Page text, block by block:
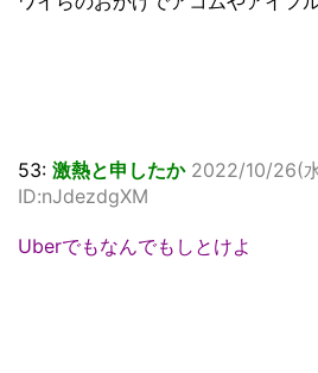
53: 激熱と申したか 2022/10/26(
ID:nJdezdgXM
Uberでもなんでもしとけよ